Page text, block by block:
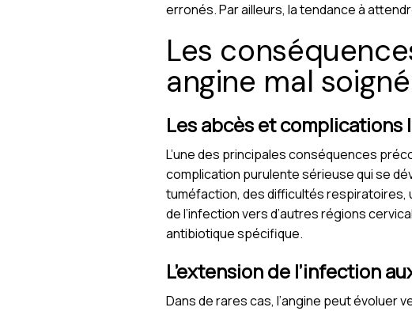
erronés. Par ailleurs, la tendance à
Les
angine mal
Les abcès et complications
L’une des principales conséquences
complication purulente sérieuse qui se
tuméfaction, des difficultés respiratoires,
de l’infection vers d’autres régions
antibiotique spécifique.
L’extension de l’infection
Dans de rares cas, l’angine peut évoluer